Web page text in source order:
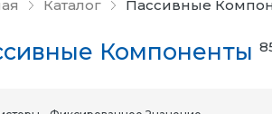
Каталог Пассивные
Компоненты